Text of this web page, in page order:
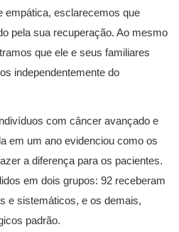
empática, esclarecemos que
pela sua recuperação. Ao mesmo
que ele e seus familiares
independentemente do
com câncer avançado e
em um ano evidenciou como os
a diferença para os pacientes.
em dois grupos: 92 receberam
e sistemáticos, e os demais,
padrão.